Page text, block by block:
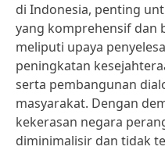
di Indonesia, penting
yang komprehensif dan
meliputi upaya
peningkatan
serta pembangunan
masyarakat. Dengan
kekerasan negara
diminimalisir dan tidak